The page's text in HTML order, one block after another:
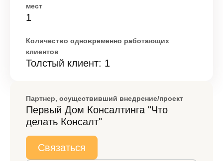
мест
1
Количество одновременно работающих
клиентов
Толстый клиент: 1
Партнер, осуществивший внедрение/проект
Первый Дом Консалтинга "Что
делать Консалт"
Связаться